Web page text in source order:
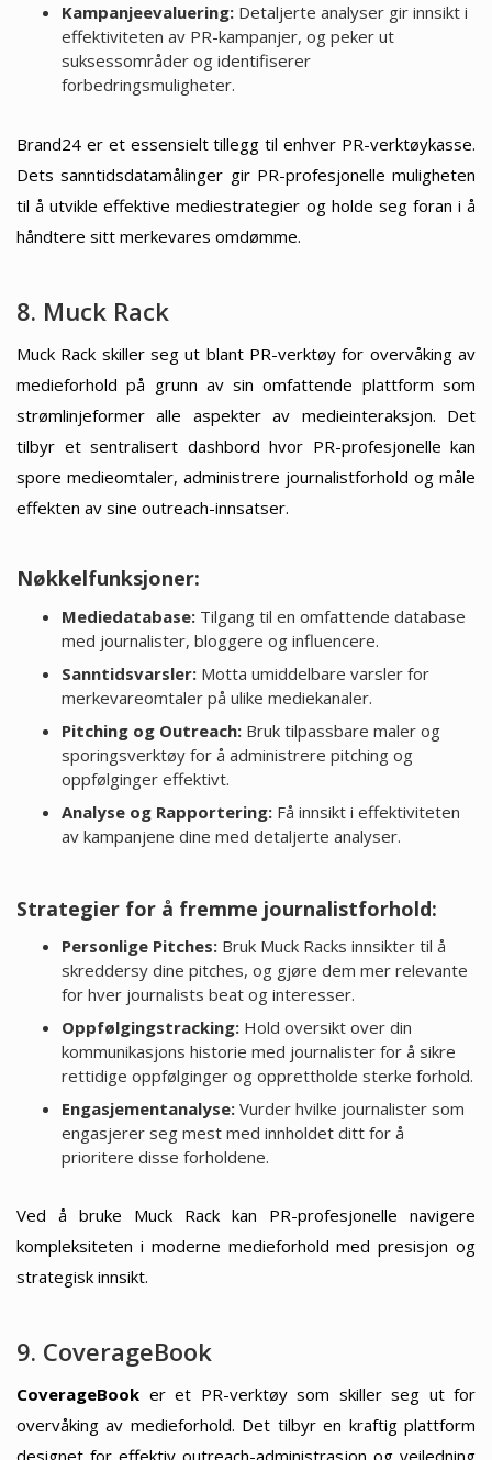
Kampanjeevaluering:Detaljerte analyser gir innsikt i
effektiviteten av PR-kampanjer, og peker ut
suksessområder og identifiserer
forbedringsmuligheter.
Brand24 er et essensielt tillegg til enhver PR-verktøykasse.
Dets sanntidsdatamålinger gir PR-profesjonelle muligheten
til å utvikle effektive mediestrategier og holde seg foran i å
håndtere sitt merkevares omdømme.
8. Muck Rack
Muck Rack skiller seg ut blant PR-verktøy for overvåking av
medieforhold på grunn av sin omfattende plattform som
strømlinjeformer alle aspekter av medieinteraksjon. Det
tilbyr et sentralisert dashbord hvor PR-profesjonelle kan
spore medieomtaler, administrere journalistforhold og måle
effekten av sine outreach-innsatser.
Nøkkelfunksjoner:
Mediedatabase:Tilgang til en omfattende database
med journalister, bloggere og influencere.
Sanntidsvarsler:Motta umiddelbare varsler for
merkevareomtaler på ulike mediekanaler.
Pitching og Outreach:Bruk tilpassbare maler og
sporingsverktøy for å administrere pitching og
oppfølginger effektivt.
Analyse og Rapportering:Få innsikt i effektiviteten
av kampanjene dine med detaljerte analyser.
Strategier for å fremme journalistforhold:
Personlige Pitches:Bruk Muck Racks innsikter til å
skreddersy dine pitches, og gjøre dem mer relevante
for hver journalists beat og interesser.
Oppfølgingstracking:Hold oversikt over din
kommunikasjons historie med journalister for å sikre
rettidige oppfølginger og opprettholde sterke forhold.
Engasjementanalyse:Vurder hvilke journalister som
engasjerer seg mest med innholdet ditt for å
prioritere disse forholdene.
Ved å bruke Muck Rack kan PR-profesjonelle navigere
kompleksiteten i moderne medieforhold med presisjon og
strategisk innsikt.
9. CoverageBook
CoverageBook er et PR-verktøy som skiller seg ut for
overvåking av medieforhold. Det tilbyr en kraftig plattform